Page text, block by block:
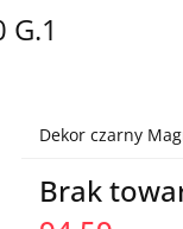
Dekor czarny
Brak